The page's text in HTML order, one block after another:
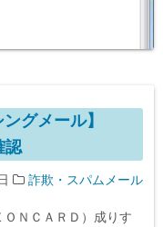
グメール】
認
詐欺・スパムメール
ＮＣＡＲＤ）成りす